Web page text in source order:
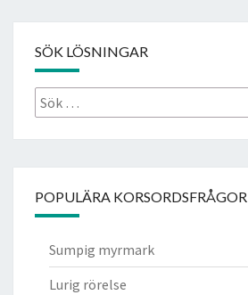
SÖK LÖSNINGAR
Sök
efter:
POPULÄRA KORSORDSFRÅGOR
Sumpig myrmark
Lurig rörelse